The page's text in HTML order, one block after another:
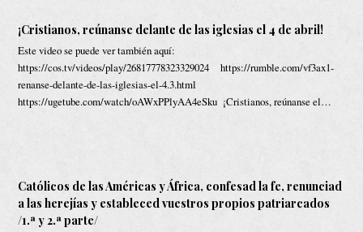
¡Cristianos, reúnanse delante de las iglesias el 4 de abril!
Este video se puede ver también aquí:
https://cos.tv/videos/play/26817778323329024 https://rumble.com/vf3ax1-
renanse-delante-de-las-iglesias-el-4.3.html
https://ugetube.com/watch/oAWxPPlyAA4eSku ¡Cristianos, reúnanse el…
Católicos de las Américas y África, confesad la fe, renunciad
a las herejías y estableced vuestros propios patriarcados
/1.ª y 2.ª parte/